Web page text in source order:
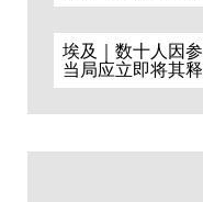
埃及｜数十人因
当局应立即将其